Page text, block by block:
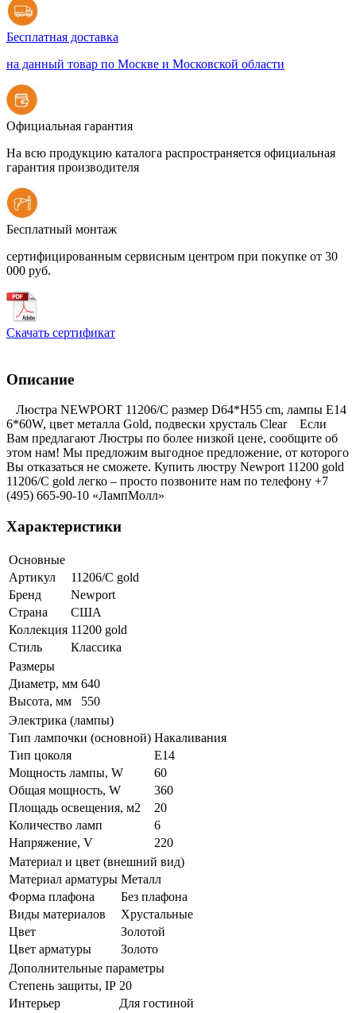
Бесплатная доставка
на данный товар по Москве и Московской области
Официальная гарантия
На всю продукцию каталога распространяется официальная
гарантия производителя
Бесплатный монтаж
сертифицированным сервисным центром при покупке от 30
000 руб.
Скачать сертификат
Описание
Люстра NEWPORT 11206/С размер D64*H55 cm, лампы E14
6*60W, цвет металла Gold, подвески хрусталь Clear Если
Вам предлагают Люстры по более низкой цене, сообщите об
этом нам! Мы предложим выгодное предложение, от которого
Вы отказаться не сможете. Купить люстру Newport 11200 gold
11206/С gold легко – просто позвоните нам по телефону +7
(495) 665-90-10 «ЛампМолл»
Характеристики
Основные
Артикул
11206/С gold
Бренд
Newport
Страна
США
Коллекция 11200 gold
Стиль
Классика
Размеры
Диаметр, мм 640
Высота, мм
550
Электрика (лампы)
Тип лампочки (основной) Накаливания
Тип цоколя
E14
Мощность лампы, W
60
Общая мощность, W
360
Площадь освещения, м2
20
Количество ламп
6
Напряжение, V
220
Материал и цвет (внешний вид)
Материал арматуры Металл
Форма плафона
Без плафона
Виды материалов
Хрустальные
Цвет
Золотой
Цвет арматуры
Золото
Дополнительные параметры
Степень защиты, IP 20
Интерьер
Для гостиной